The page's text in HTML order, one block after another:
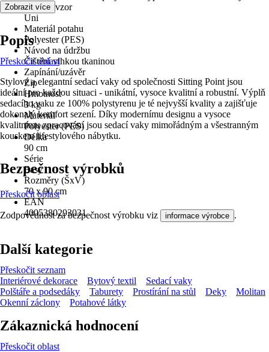
Dekor / vzor
Uni
Materiál potahu
Polyester (PES)
Návod na údržbu
Čištění vlhkou tkaninou
Zapínání/uzávěr
Zip
Hmotnost
3 kg
Materiál
Polyester (PES)
Délka
90 cm
Série
Easy
Rozměry (ŠxV)
70 x 90 cm
EAN
4005380293031
Zobrazit více
Popis
Přeskočit oblast
Stylové a elegantní sedací vaky od společnosti Sitting Point jsou
ideální pro každou situaci - unikátní, vysoce kvalitní a robustní. Výplň
sedacího vaku ze 100% polystyrenu je té nejvyšší kvality a zajišťuje
dokonalý komfort sezení. Díky modernímu designu a vysoce
kvalitnímu zpracování jsou sedací vaky mimořádným a všestranným
kouskem lifestylového nábytku.
Bezpečnost výrobků
Přeskočit oblast
Zodpovědnost za bezpečnost výrobku viz informace výrobce .
Další kategorie
Přeskočit seznam
Interiérové dekorace
Bytový textil
Sedací vaky
Polštáře a podsedáky
Taburety Prostírání na stůl Deky
Molitan
Okenní záclony
Potahové látky
Zákaznická hodnocení
Přeskočit oblast